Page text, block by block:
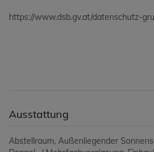
https://www.dsb.gv.at/datenschutz-
Ausstattung
Abstellraum Außenliegender